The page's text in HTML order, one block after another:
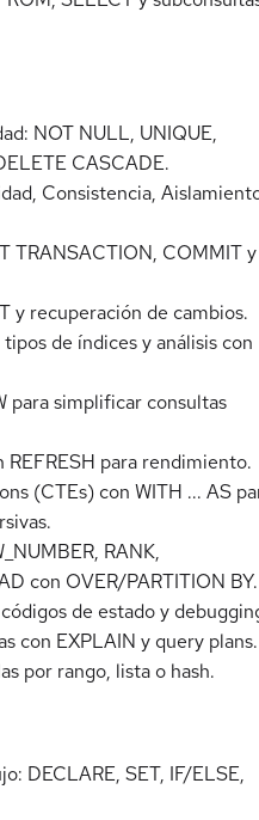
NOT NULL, UNIQUE,
CASCADE.
Consistencia,
TRANSACTION, COMMIT y
y recuperación de cambios.
de índices y análisis con
para simplificar consultas
REFRESH para rendimiento.
(CTEs) con WITH ... AS
RANK,
con OVER/PARTITION BY.
de estado y
con EXPLAIN y query plans.
por rango, lista o hash.
DECLARE, SET, IF/ELSE,